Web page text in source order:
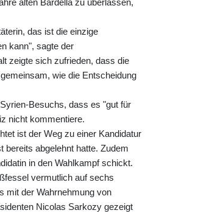
alten Bardella zu überlassen,
das ist die einzige
kann", sagte der
zeigte sich zufrieden, dass die
wie die Entscheidung
Besuchs, dass es "gut für
nicht kommentiere.
ist der Weg zu einer Kandidatur
bereits abgelehnt hatte. Zudem
in den Wahlkampf schickt.
vermutlich auf sechs
mit der Wahrnehmung von
Nicolas Sarkozy gezeigt